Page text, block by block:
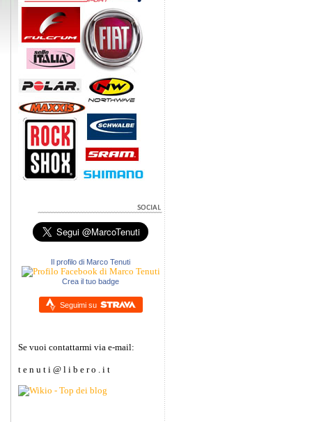
Il profilo di Marco Tenuti
Crea il tuo badge
Seguimi su
Se vuoi contattarmi via e-mail:
t e n u t i @ l i b e r o . i t